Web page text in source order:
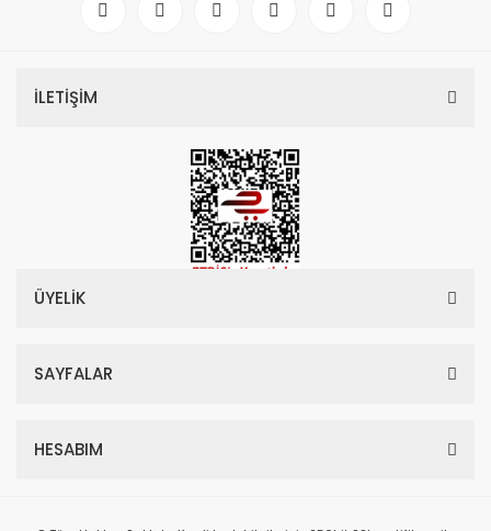
İLETİŞİM
ÜYELİK
SAYFALAR
HESABIM